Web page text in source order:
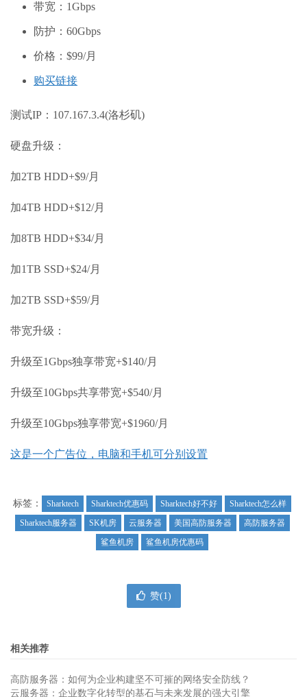
带宽：1Gbps
防护：60Gbps
价格：$99/月
购买链接
测试IP：107.167.3.4(洛杉矶)
硬盘升级：
加2TB HDD+$9/月
加4TB HDD+$12/月
加8TB HDD+$34/月
加1TB SSD+$24/月
加2TB SSD+$59/月
带宽升级：
升级至1Gbps独享带宽+$140/月
升级至10Gbps共享带宽+$540/月
升级至10Gbps独享带宽+$1960/月
这是一个广告位，电脑和手机可分别设置
标签： Sharktech Sharktech优惠码 Sharktech好不好
Sharktech怎么样
Sharktech服务器
SK机房 云服务器 美国高防服务器
高防服务器
鲨鱼机房
鲨鱼机房优惠码
赞(1)
相关推荐
高防服务器：如何为企业构建坚不可摧的网络安全防线？
云服务器：企业数字化转型的基石与未来发展的强大引擎